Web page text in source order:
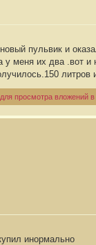
пульвик и
у меня их два .вот
просмотра вложений
инормально